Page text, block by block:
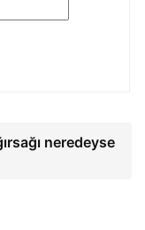
neredeyse